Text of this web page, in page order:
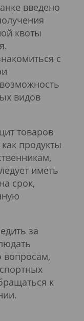
введено
квоты
с
видов
товаров
продукты
иметь
срок,
за
вопросам,
к